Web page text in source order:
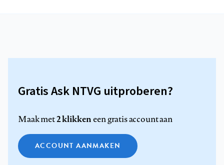
Gratis Ask NTVG uitproberen?
Maak met2 klikkeneen gratis account aan
ACCOUNT AANMAKEN